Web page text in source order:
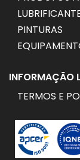
PINTURAS
INFORMAÇÃO
TERMOS E